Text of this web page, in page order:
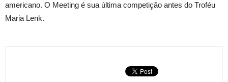
americano. O Meeting é sua última competição antes do Troféu
Maria Lenk.